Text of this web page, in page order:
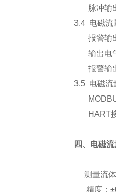
脉冲输出
3.4 电磁流
报警输出
输出电气
报警输出
3.5 电磁流
HART接
四、电磁
测量流体
精度：